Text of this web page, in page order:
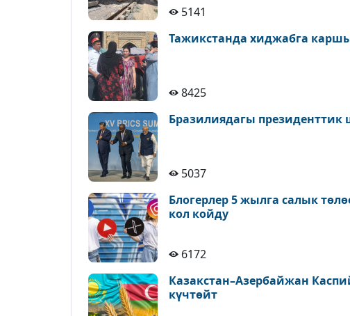
5141
Тажикстанда хиджабга
8425
Бразилиядагы
5037
Блогерлер 5 жылга салык
кол койду
6172
Казакстан–Азербайжан
күчтөйт